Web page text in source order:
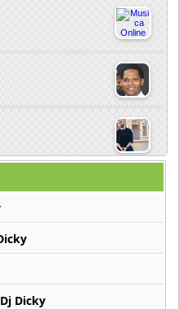
Dj Dicky